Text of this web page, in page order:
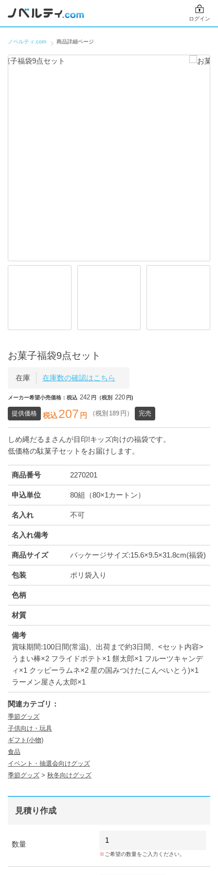
ログイン
ノベルティ.com 商品詳細ページ
お菓子福袋9点セット
在庫 在庫数の確認はこちら
メーカー希望小売価格：税込 242 円（税別 220 円)
提供価格 税込207 円 （税別 189 円） 完売
しめ縄だるまさんが目印!キッズ向けの福袋です。
低価格の駄菓子セットをお届けします。
商品番号 2270201
申込単位 80組（80×1カートン）
名入れ 不可
名入れ備考
商品サイズ パッケージサイズ:15.6×9.5×31.8cm(福袋)
包装 ポリ袋入り
色柄
材質
備考
賞味期間:100日間(常温)、出荷まで約3日間、<セット内容>
うまい棒×2 フライドポテト×1 餅太郎×1 フルーツキャンデ
ィ×1 クッピーラムネ×2 星の国みつけた(こんぺいとう)×1
ラーメン屋さん太郎×1
関連カテゴリ：
季節グッズ
子供向け・玩具
ギフト(小物)
食品
イベント・抽選会向けグッズ
季節グッズ > 秋冬向けグッズ
見積り作成
数量
ご希望の数量をご入力ください。